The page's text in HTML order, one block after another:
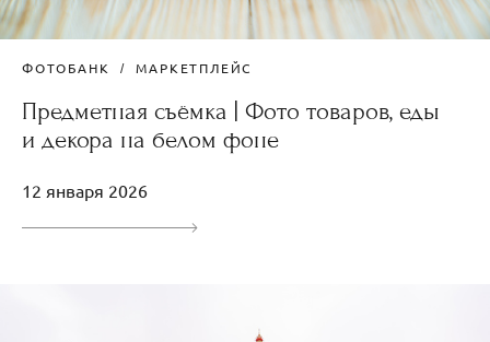
ФОТОБАНК МАРКЕТПЛЕЙС
Предметная съёмка | Фото товаров, еды
и декора на белом фоне
12 января 2026